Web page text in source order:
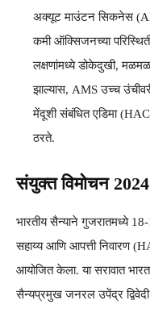
अक्यूट माउंटन सिकनेस
कमी ऑक्सिजनच्या
लक्षणांमध्ये डोकेदुखी,
झाल्यास, AMS उच्च
मेंदूशी संबंधित एडिमा
ठरते.
संयुक्त विमोचन 2024
भारतीय सैन्याने गुजरातमध्ये 18-
सहाय्य आणि आपत्ती निवारण
आयोजित केला. या सरावात
सैन्यप्रमुख जनरल उपेंद्र